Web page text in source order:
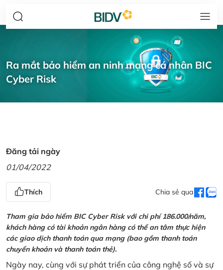
Ra mắt bảo hiểm an ninh mạng cá nhân BIC
Cyber Risk
Đăng tải ngày
01/04/2022
Thích Chia sẻ qua
Tham gia bảo hiểm BIC Cyber Risk với chi phí 186.000/năm,
khách hàng có tài khoản ngân hàng có thể an tâm thực hiện
các giao dịch thanh toán qua mạng (bao gồm thanh toán
chuyển khoản và thanh toán thẻ).
Ngày nay, cùng với sự phát triển của công nghệ số và sự